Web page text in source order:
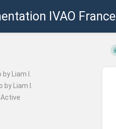
IVAO France
by
Liam I.
by
Liam I.